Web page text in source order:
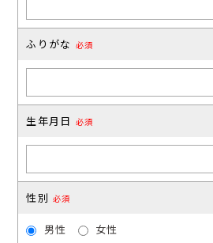
ふりがな 必須
生年月日 必須
性別 必須
男性 女性